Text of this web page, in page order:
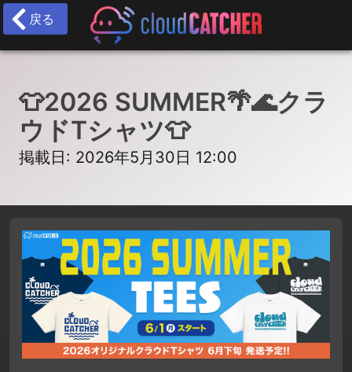
戻る
👕2026 SUMMER🌴🌊クラ
ウドTシャツ👕
掲載日: 2026年5月30日 12:00